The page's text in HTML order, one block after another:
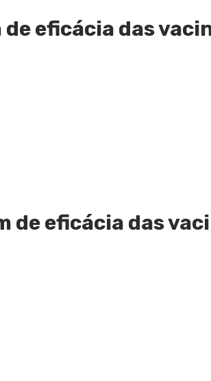
eficácia das
de eficácia das